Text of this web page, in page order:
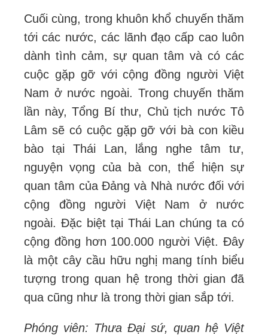
Cuối cùng, trong khuôn khổ chuyến thăm
tới các nước, các lãnh đạo cấp cao luôn
dành tình cảm, sự quan tâm và có các
cuộc gặp gỡ với cộng đồng người Việt
Nam ở nước ngoài. Trong chuyến thăm
lần này, Tổng Bí thư, Chủ tịch nước Tô
Lâm sẽ có cuộc gặp gỡ với bà con kiều
bào tại Thái Lan, lắng nghe tâm tư,
nguyện vọng của bà con, thể hiện sự
quan tâm của Đảng và Nhà nước đối với
cộng đồng người Việt Nam ở nước
ngoài. Đặc biệt tại Thái Lan chúng ta có
cộng đồng hơn 100.000 người Việt. Đây
là một cây cầu hữu nghị mang tính biểu
tượng trong quan hệ trong thời gian đã
qua cũng như là trong thời gian sắp tới.
Phóng viên: Thưa Đại sứ, quan hệ Việt